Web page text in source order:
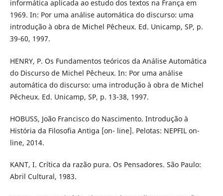
informática aplicada ao estudo dos textos na França em
1969. In: Por uma análise automática do discurso: uma
introdução à obra de Michel Pêcheux. Ed. Unicamp, SP, p.
39-60, 1997.
HENRY, P. Os Fundamentos teóricos da Análise Automática
do Discurso de Michel Pêcheux. In: Por uma análise
automática do discurso: uma introdução à obra de Michel
Pêcheux. Ed. Unicamp, SP, p. 13-38, 1997.
HOBUSS, João Francisco do Nascimento. Introdução à
História da Filosofia Antiga [on- line]. Pelotas: NEPFIL on-
line, 2014.
KANT, I. Crítica da razão pura. Os Pensadores. São Paulo:
Abril Cultural, 1983.